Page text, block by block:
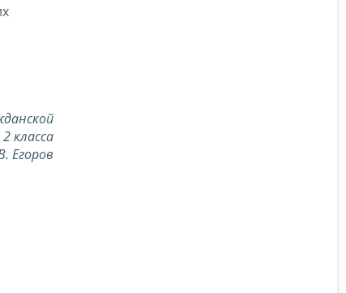
класса
Егоров